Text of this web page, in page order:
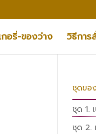
กอรี่-ของว่าง วิธีการ
ชุดขอ
ชุด 1.
ชุด 2.